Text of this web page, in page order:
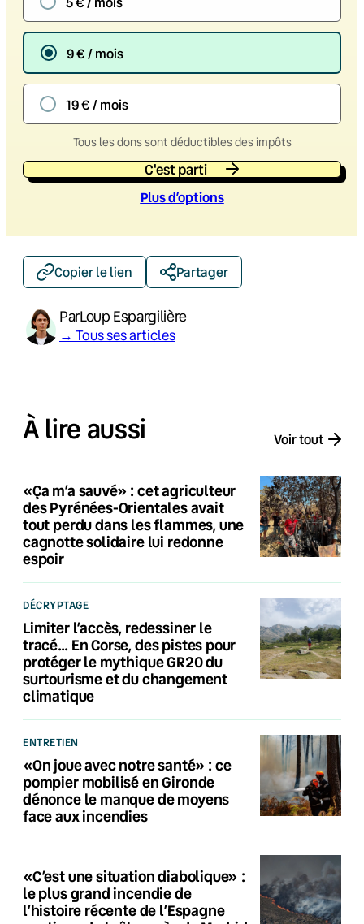
9 € / mois
19 € / mois
Tous les dons sont déductibles des impôts
C'est parti
Plus d’options
Copier le lien Partager
ParLoup Espargilière
→ Tous ses articles
À lire aussi Voir tout
«Ça m’a sauvé» : cet agriculteur
des Pyrénées-Orientales avait
tout perdu dans les flammes, une
cagnotte solidaire lui redonne
espoir
DÉCRYPTAGE
Limiter l’accès, redessiner le
tracé… En Corse, des pistes pour
protéger le mythique GR20 du
surtourisme et du changement
climatique
ENTRETIEN
«On joue avec notre santé» : ce
pompier mobilisé en Gironde
dénonce le manque de moyens
face aux incendies
«C’est une situation diabolique» :
le plus grand incendie de
l’histoire récente de l’Espagne